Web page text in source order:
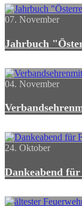
07. November
Jahrbuch
04. November
24. Oktober
Dankeabend